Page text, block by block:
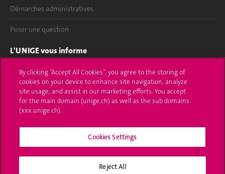
Démarches administratives
Poser une question
L'UNIGE vous informe
UNIGE Mobile
Médias
Offres d'emploi
Calendrier académique
By clicking “Accept All Cookies”, you agree to the storing of
cookies on your device to enhance site navigation, analyze
site usage, and assist in our marketing efforts. You accept
for the main domain (unige.ch) as well as the sub domains
(xxx.unige.ch).
Cookies Settings
Reject All